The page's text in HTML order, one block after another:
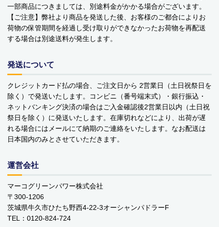
Bellini バッグ(イタリア)
alico バルサミコ酢
ムーミン
YOPE
kusuguru Japan
noa family
MARNA マーナ
DULTON ダルトン
nailmatic
一部商品につきましては、別途料金がかかる場合がございます。
【ご注意】弊社より商品を発送した後、お客様のご都合によりお
荷物の保管期間を経過し受け取りができなかったお荷物を再配送
する場合は別途送料が発生します。
発送について
クレジットカード払の場合、ご注文日から 2営業日（土日祝祭日を
除く）で発送いたします。コンビニ（番号端末式）・銀行振込・
ネットバンキング決済の場合はご入金確認後2営業日以内（土日祝
祭日を除く）に発送いたします。在庫切れなどにより、出荷が遅
れる場合にはメールにて納期のご連絡をいたします。なお配送は
日本国内のみとさせていただきます。
運営会社
マーコグリーンパワー株式会社
〒300-1206
茨城県牛久市ひたち野西4-22-3オーシャンパドラーF
TEL：0120-824-724